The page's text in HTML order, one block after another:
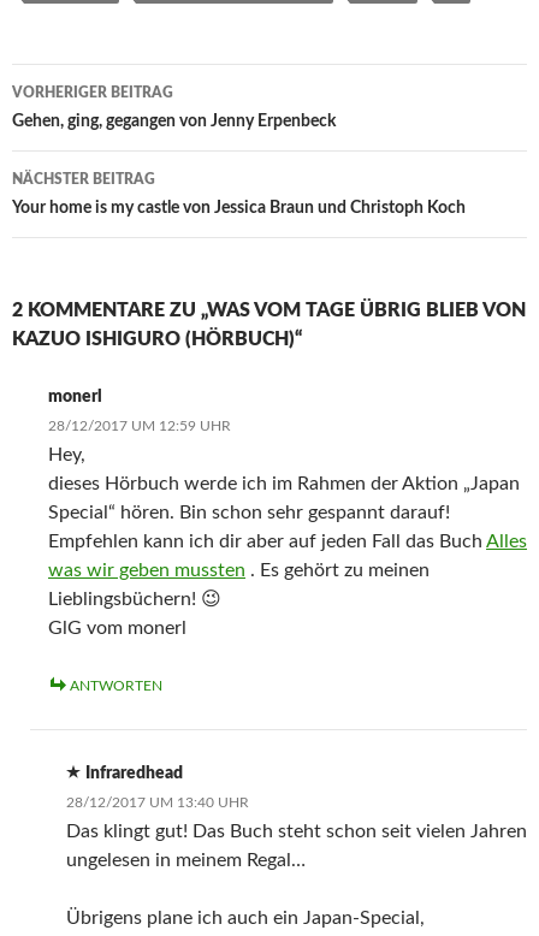
Beitragsnavigation
VORHERIGER BEITRAG
Gehen, ging, gegangen von Jenny Erpenbeck
NÄCHSTER BEITRAG
Your home is my castle von Jessica Braun und Christoph Koch
2 KOMMENTARE ZU „WAS VOM TAGE ÜBRIG BLIEB VON
KAZUO ISHIGURO (HÖRBUCH)“
monerl
28/12/2017 UM 12:59 UHR
Hey,
dieses Hörbuch werde ich im Rahmen der Aktion „Japan
Special“ hören. Bin schon sehr gespannt darauf!
Empfehlen kann ich dir aber auf jeden Fall das Buch Alles
was wir geben mussten . Es gehört zu meinen
Lieblingsbüchern! 😉
GlG vom monerl
ANTWORTEN
Infraredhead
28/12/2017 UM 13:40 UHR
Das klingt gut! Das Buch steht schon seit vielen Jahren
ungelesen in meinem Regal…
Übrigens plane ich auch ein Japan-Special,